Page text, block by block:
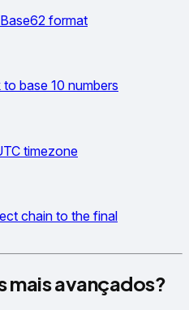
format
base 10 numbers
timezone
chain to the final
mais avançados?